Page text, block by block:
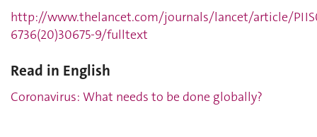
http://www.thelancet.com/journals/lancet/article/
6736(20)30675-9/fulltext
Read in English
Coronavirus: What needs to be done globally?